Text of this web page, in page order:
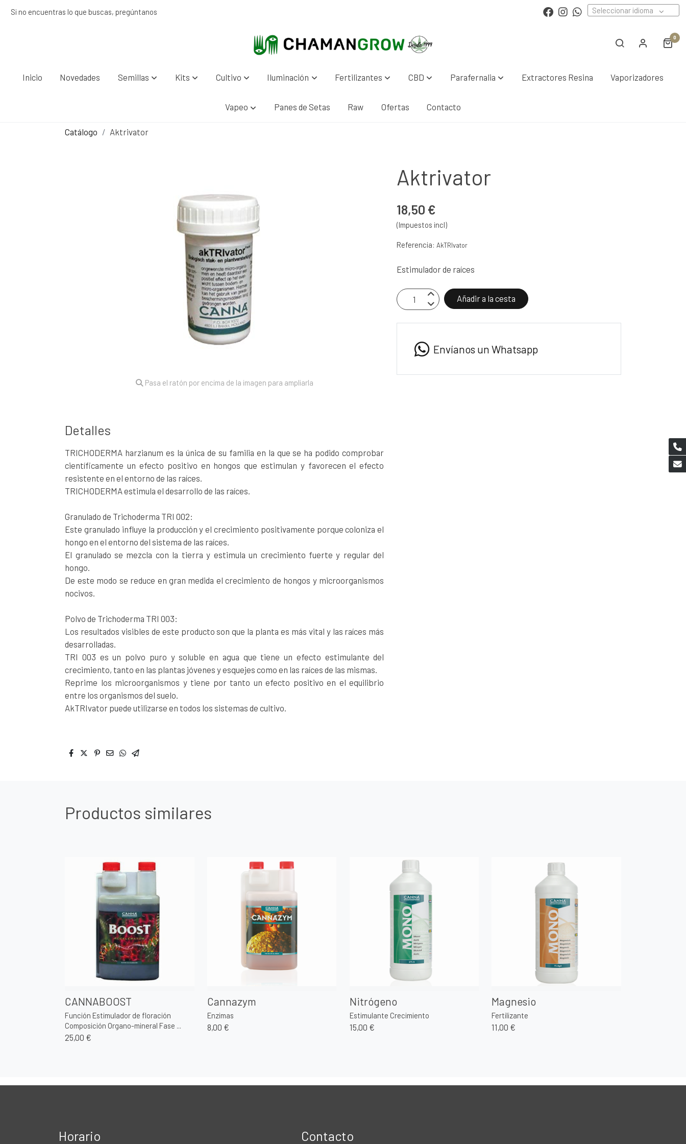
Si no encuentras lo que buscas, pregúntanos Seleccionar idioma
0
Inicio Novedades Semillas Kits Cultivo Iluminación Fertilizantes CBD Parafernalia Extractores Resina Vaporizadores
Vapeo Panes de Setas Raw Ofertas Contacto
Catálogo Aktrivator
Pasa el ratón por encima de la imagen para ampliarla
Detalles
TRICHODERMA harzianum es la única de su familia en la que se ha podido comprobar
científicamente un efecto positivo en hongos que estimulan y favorecen el efecto
resistente en el entorno de las raíces.
TRICHODERMA estimula el desarrollo de las raíces.
Granulado de Trichoderma TRI 002:
Este granulado influye la producción y el crecimiento positivamente porque coloniza el
hongo en el entorno del sistema de las raíces.
El granulado se mezcla con la tierra y estimula un crecimiento fuerte y regular del
hongo.
De este modo se reduce en gran medida el crecimiento de hongos y microorganismos
nocivos.
Polvo de Trichoderma TRI 003:
Los resultados visibles de este producto son que la planta es más vital y las raíces más
desarrolladas.
TRI 003 es un polvo puro y soluble en agua que tiene un efecto estimulante del
crecimiento, tanto en las plantas jóvenes y esquejes como en las raíces de las mismas.
Reprime los microorganismos y tiene por tanto un efecto positivo en el equilibrio
entre los organismos del suelo.
AkTRIvator puede utilizarse en todos los sistemas de cultivo.
Aktrivator
18,50 €
(Impuestos incl)
Referencia:AkTRIvator
Estimulador de raíces
Añadir a la cesta
Envíanos un Whatsapp
Productos similares
CANNABOOST
Función Estimulador de floración
Composición Organo-mineral Fase ...
25,00 €
Cannazym
Enzimas
8,00 €
Nitrógeno
Estimulante Crecimiento
15,00 €
Magnesio
Fertilizante
11,00 €
Horario Contacto